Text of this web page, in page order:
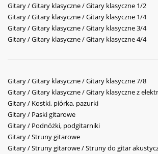
Gitary / Gitary klasyczne / Gitary klasyczne 1/2
Gitary / Gitary klasyczne / Gitary klasyczne 1/4
Gitary / Gitary klasyczne / Gitary klasyczne 3/4
Gitary / Gitary klasyczne / Gitary klasyczne 4/4
Gitary / Gitary klasyczne / Gitary klasyczne 7/8
Gitary / Gitary klasyczne / Gitary klasyczne z
Gitary / Kostki, piórka, pazurki
Gitary / Paski gitarowe
Gitary / Podnóżki, podgitarniki
Gitary / Struny gitarowe
Gitary / Struny gitarowe / Struny do gitar